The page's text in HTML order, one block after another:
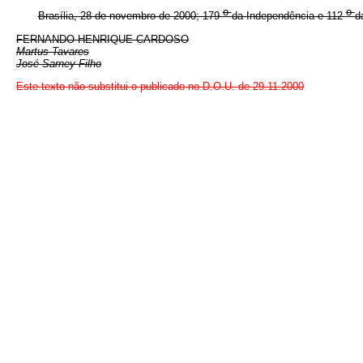
Brasília, 28 de novembro de 2000; 179oda Independência e 112o
FERNANDO HENRIQUE CARDOSO
Martus Tavares
José Sarney Filho
Este texto não substitui o publicado no D.O.U. de 29.11.2000